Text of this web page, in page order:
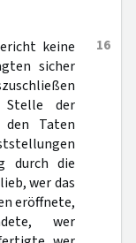
16
keine
sicher
der
Taten
durch die
wer das
eröffnete,
wer